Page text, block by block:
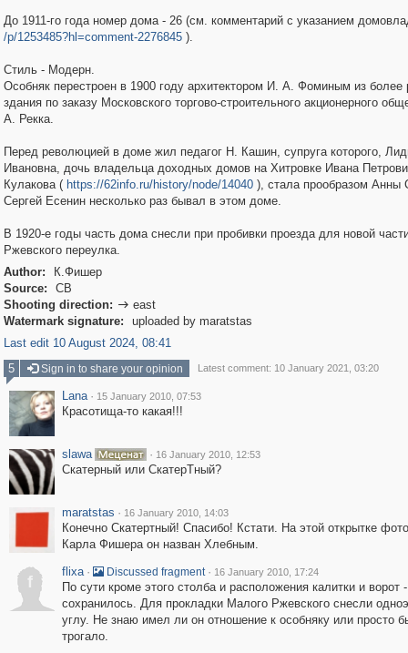
До 1911-го года номер дома - 26 (см. комментарий с указанием
/p/1253485?hl=comment-2276845).
Стиль - Модерн.
Особняк перестроен в 1900 году архитектором И. А. Фоминым из более
здания по заказу Московского торгово-строительного акционерного
А. Рекка.
Перед революцией в доме жил педагог Н. Кашин, супруга которого,
Ивановна, дочь владельца доходных домов на Хитровке Ивана
Кулакова ( https://62info.ru/history/node/14040), стала прообразом Анны
Сергей Есенин несколько раз бывал в этом доме.
В 1920-е годы часть дома снесли при пробивки проезда для новой
Ржевского переулка.
Author:
К.Фишер
Source:
СВ
Shooting direction:  east
Watermark signature:
uploaded by maratstas
Last edit 10 August 2024, 08:41
5
Sign in to share your opinion Latest comment: 10 January 2021, 03:20
Lana · 15 January 2010, 07:53
Красотища-то какая!!!
slawa · 16 January 2010, 12:53
Скатерный или СкатерТный?
maratstas · 16 January 2010, 14:03
Конечно Скатертный! Спасибо! Кстати. На этой открытке
Карла Фишера он назван Хлебным.
f
flixa · Discussed fragment · 16 January 2010, 17:24
По сути кроме этого столба и расположения калитки и ворот
сохранилось. Для прокладки Малого Ржевского снесли
углу. Не знаю имел ли он отношение к особняку или просто
трогало.